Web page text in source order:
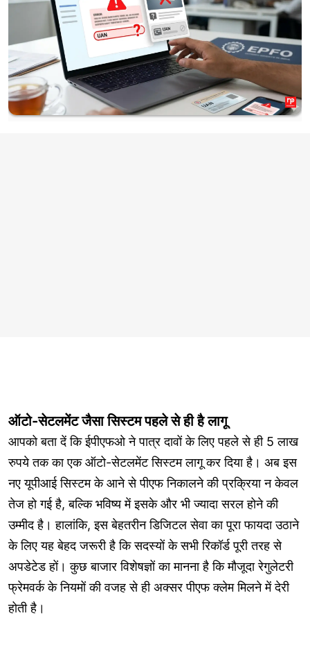
ऑटो-सेटलमेंट जैसा सिस्टम पहले से ही है लागू
आपको बता दें कि ईपीएफओ ने पात्र दावों के लिए पहले से ही 5 लाख
रुपये तक का एक ऑटो-सेटलमेंट सिस्टम लागू कर दिया है। अब इस
नए यूपीआई सिस्टम के आने से पीएफ निकालने की प्रक्रिया न केवल
तेज हो गई है, बल्कि भविष्य में इसके और भी ज्यादा सरल होने की
उम्मीद है। हालांकि, इस बेहतरीन डिजिटल सेवा का पूरा फायदा उठाने
के लिए यह बेहद जरूरी है कि सदस्यों के सभी रिकॉर्ड पूरी तरह से
अपडेटेड हों। कुछ बाजार विशेषज्ञों का मानना है कि मौजूदा रेगुलेटरी
फ्रेमवर्क के नियमों की वजह से ही अक्सर पीएफ क्लेम मिलने में देरी
होती है।